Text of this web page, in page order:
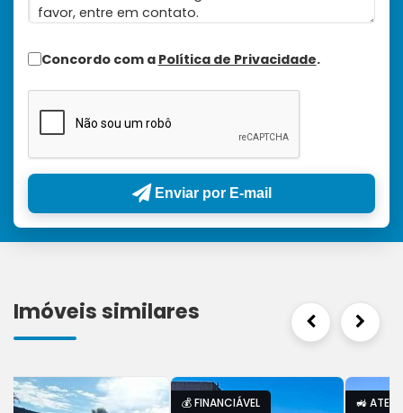
Concordo com a Política de Privacidade.
Enviar por E-mail
Imóveis similares
💰 FINANCIÁVEL 🚜